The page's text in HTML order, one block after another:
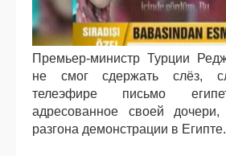
Премьер-министр Турции
не смог сдержать слёз,
телеэфире письмо
адресованное своей
разгона демонстрации в Египте.